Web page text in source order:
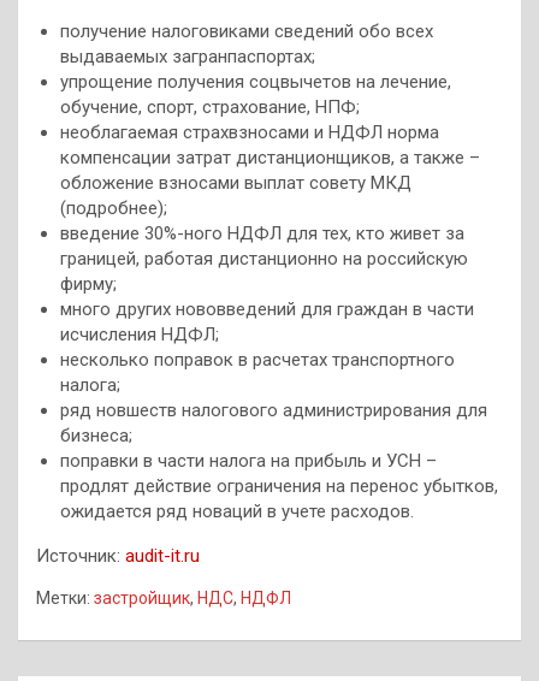
получение налоговиками сведений обо всех
выдаваемых загранпаспортах;
упрощение получения соцвычетов на лечение,
обучение, спорт, страхование, НПФ;
необлагаемая страхвзносами и НДФЛ норма
компенсации затрат дистанционщиков, а также –
обложение взносами выплат совету МКД
(подробнее);
введение 30%-ного НДФЛ для тех, кто живет за
границей, работая дистанционно на российскую
фирму;
много других нововведений для граждан в части
исчисления НДФЛ;
несколько поправок в расчетах транспортного
налога;
ряд новшеств налогового администрирования для
бизнеса;
поправки в части налога на прибыль и УСН –
продлят действие ограничения на перенос убытков,
ожидается ряд новаций в учете расходов.
Источник: audit-it.ru
Метки: застройщик, НДС, НДФЛ